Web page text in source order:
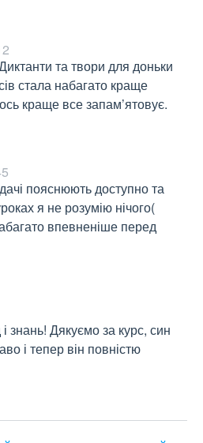
та твори для доньки
стала набагато краще
краще все запам’ятовує.
пояснюють доступно та
я не розумію нічого(
впевненіше перед
знань! Дякуємо за курс, син
і тепер він повністю